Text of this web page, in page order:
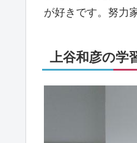
が好きです。努力
上谷和彦の学